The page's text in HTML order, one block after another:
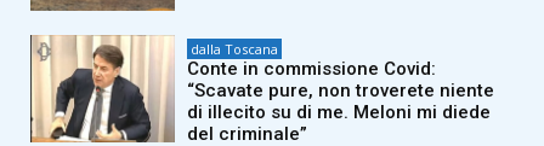
dalla Toscana
Conte in commissione Covid:
“Scavate pure, non troverete niente
di illecito su di me. Meloni mi diede
del criminale”